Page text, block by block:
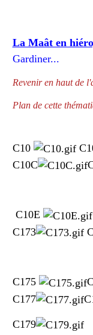
La Maât en
Gardiner...
Revenir en haut de
Plan de cette
C10
C10C
C10E
C173
C175
C177
C179